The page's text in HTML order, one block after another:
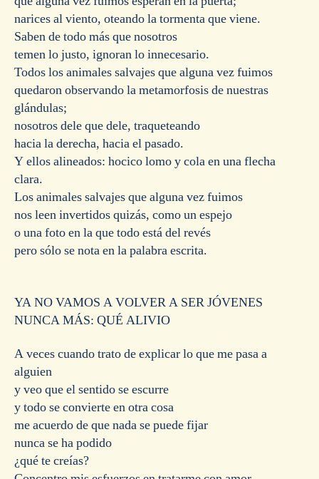
narices al viento, oteando la tormenta que viene.
Saben de todo más que nosotros
temen lo justo, ignoran lo innecesario.
Todos los animales salvajes que alguna vez fuimos
quedaron observando la metamorfosis de nuestras
glándulas;
nosotros dele que dele, traqueteando
hacia la derecha, hacia el pasado.
Y ellos alineados: hocico lomo y cola en una flecha
clara.
Los animales salvajes que alguna vez fuimos
nos leen invertidos quizás, como un espejo
o una foto en la que todo está del revés
pero sólo se nota en la palabra escrita.
YA NO VAMOS A VOLVER A SER JÓVENES
NUNCA MÁS: QUÉ ALIVIO
A veces cuando trato de explicar lo que me pasa a
alguien
y veo que el sentido se escurre
y todo se convierte en otra cosa
me acuerdo de que nada se puede fijar
nunca se ha podido
¿qué te creías?